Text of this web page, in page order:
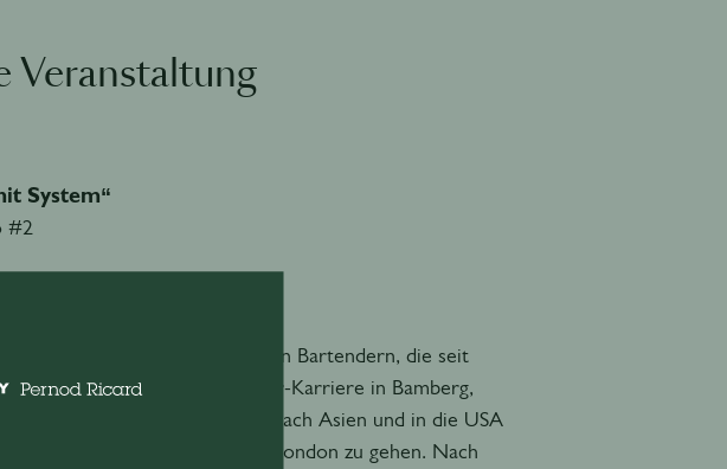
Veranstaltung
System“
#2
zu den wenigen deutschen Bartendern, die seit
arbeiten: Er begann seine Bar-Karriere in Bamberg,
Jahren nach einigen Reisen nach Asien und in die USA
auszurichten und nach London zu gehen. Nach